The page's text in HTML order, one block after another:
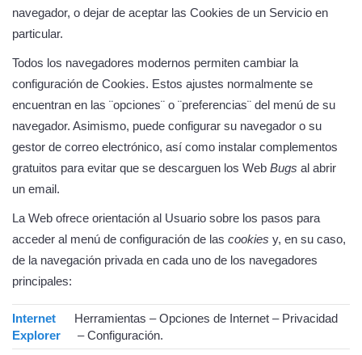
navegador, o dejar de aceptar las Cookies de un Servicio en
particular.
Todos los navegadores modernos permiten cambiar la
configuración de Cookies. Estos ajustes normalmente se
encuentran en las ¨opciones¨ o ¨preferencias¨ del menú de su
navegador. Asimismo, puede configurar su navegador o su
gestor de correo electrónico, así como instalar complementos
gratuitos para evitar que se descarguen los Web Bugs al abrir
un email.
La Web ofrece orientación al Usuario sobre los pasos para
acceder al menú de configuración de las cookies y, en su caso,
de la navegación privada en cada uno de los navegadores
principales:
Internet
Explorer
Herramientas – Opciones de Internet – Privacidad
– Configuración.